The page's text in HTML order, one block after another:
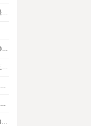
手游工作室选云手机，稳、省、安全才是实在考量
玩和平精英别再干等加载，云手机让你秒玩游戏进战场
解答问题：云手机哪个是免费的永久？三大免费永久正版云手机对比
新手iOS云手机怎么选？三大苹果云手机知名品牌性能对比测评
iOS云手机多开实测，多多云手机苹果版最多可同时运行多少台？
ios云手机哪个是免费的？多多云手机等3大品牌对比测评，告诉你免费ios云手机的真相